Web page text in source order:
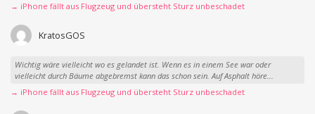
→ iPhone fällt aus Flugzeug und übersteht Sturz unbeschadet
KratosGOS
Wichtig wäre vielleicht wo es gelandet ist. Wenn es in einem See war oder
vielleicht durch Bäume abgebremst kann das schon sein. Auf Asphalt höre...
→ iPhone fällt aus Flugzeug und übersteht Sturz unbeschadet